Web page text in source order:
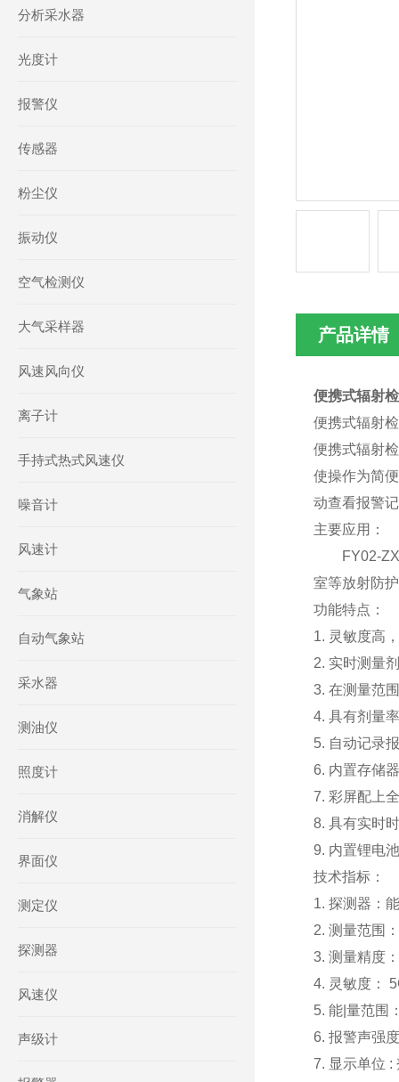
分析采水器
光度计
报警仪
传感器
粉尘仪
振动仪
空气检测仪
大气采样器
风速风向仪
离子计
手持式热式风速仪
噪音计
风速计
气象站
自动气象站
采水器
测油仪
照度计
消解仪
界面仪
测定仪
探测器
风速仪
声级计
产品详情
便携式辐射
便携式辐射
便携式辐射
使操作为简
动查看报警
主要应用：
FY02-
室等放射防
功能特点：
1. 灵敏度高
2. 实时测量
3. 在测量范
4. 具有剂量
5. 自动记录
6. 内置存储
7. 彩屏配上
8. 具有实时
9. 内置锂电
技术指标：
1. 探测器：
2. 测量范围
3. 测量精度
4. 灵敏度：
5. 能|量范围
6. 报警声强
7. 显示单位 :